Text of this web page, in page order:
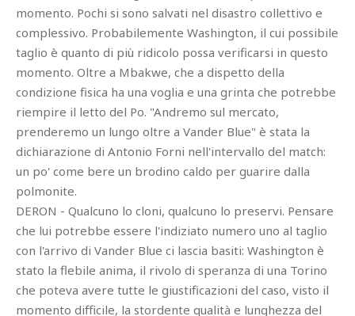
momento. Pochi si sono salvati nel disastro collettivo e
complessivo. Probabilemente Washington, il cui possibile
taglio è quanto di più ridicolo possa verificarsi in questo
momento. Oltre a Mbakwe, che a dispetto della
condizione fisica ha una voglia e una grinta che potrebbe
riempire il letto del Po. "Andremo sul mercato,
prenderemo un lungo oltre a Vander Blue" è stata la
dichiarazione di Antonio Forni nell'intervallo del match:
un po' come bere un brodino caldo per guarire dalla
polmonite.
DERON - Qualcuno lo cloni, qualcuno lo preservi. Pensare
che lui potrebbe essere l'indiziato numero uno al taglio
con l'arrivo di Vander Blue ci lascia basiti: Washington è
stato la flebile anima, il rivolo di speranza di una Torino
che poteva avere tutte le giustificazioni del caso, visto il
momento difficile, la stordente qualità e lunghezza del